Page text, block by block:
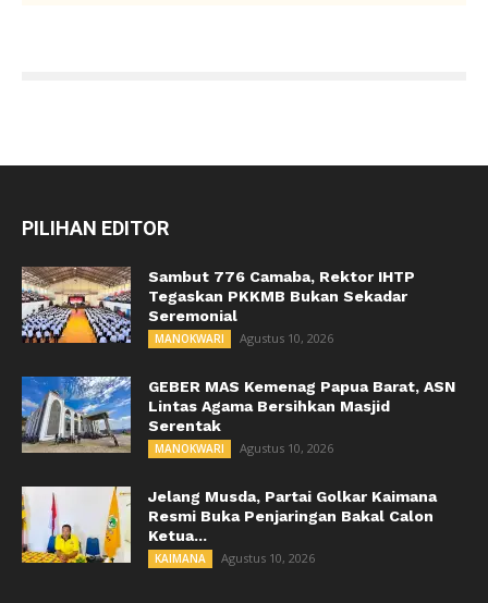
PILIHAN EDITOR
Sambut 776 Camaba, Rektor IHTP
Tegaskan PKKMB Bukan Sekadar
Seremonial
MANOKWARI Agustus 10, 2026
GEBER MAS Kemenag Papua Barat, ASN
Lintas Agama Bersihkan Masjid
Serentak
MANOKWARI Agustus 10, 2026
Jelang Musda, Partai Golkar Kaimana
Resmi Buka Penjaringan Bakal Calon
Ketua...
KAIMANA Agustus 10, 2026